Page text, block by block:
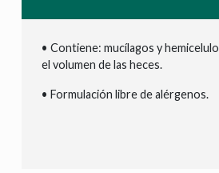
• Contiene: mucílagos y
el volumen de las heces.
• Formulación libre de alérgenos.